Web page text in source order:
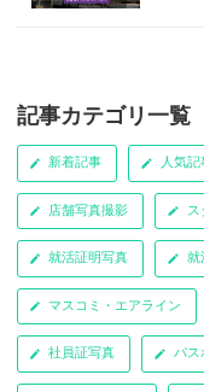
記事カテゴリ一覧
新着記事 人気記
店舗写真撮影 ス
就活証明写真 就
マスコミ・エアライン
社員証写真 パス